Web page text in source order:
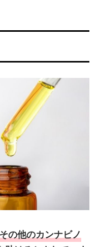
の他のカンナビノ